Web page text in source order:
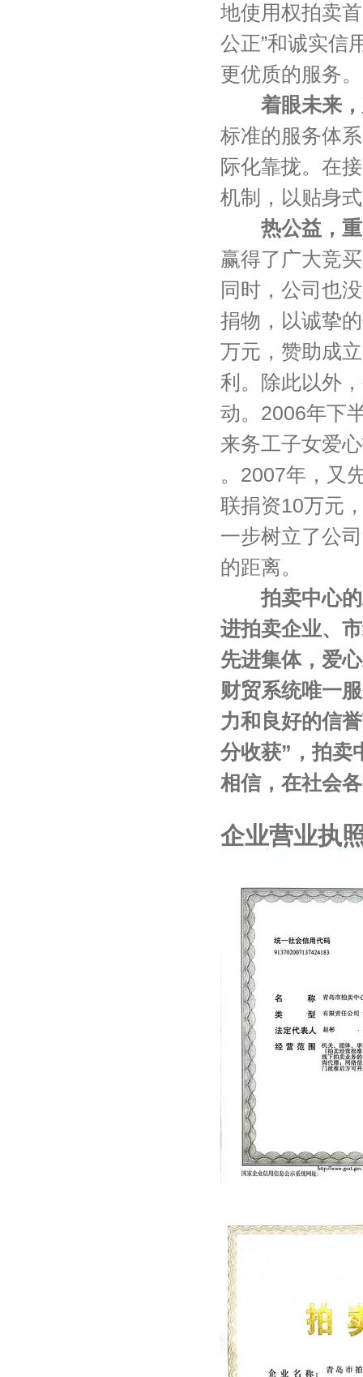
地使用权拍卖
公正”和诚实信
更优质的服务。
着眼未来
标准的服务体
际化靠拢。在
机制，以贴身
热公益，
赢得了广大竞
同时，公司也
捐物，以诚挚
万元，赞助成
利。除此以外
动。2006年下
来务工子女爱
。2007年，又
联捐资10万元
一步树立了公
的距离。
拍卖中心
进拍卖企业、
先进集体，爱
财贸系统唯一
力和良好的信
分收获”，拍卖
相信，在社会
企业营业执